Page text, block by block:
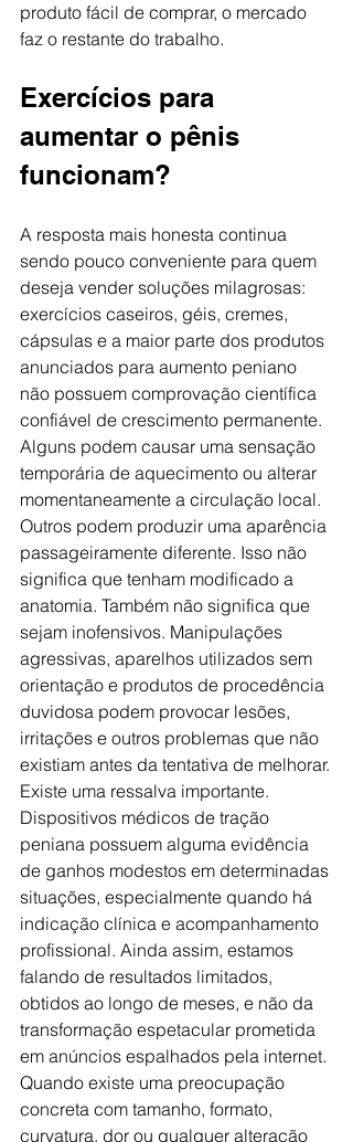
produto fácil de comprar, o mercado
faz o restante do trabalho.
Exercícios para
aumentar o pênis
funcionam?
A resposta mais honesta continua
sendo pouco conveniente para quem
deseja vender soluções milagrosas:
exercícios caseiros, géis, cremes,
cápsulas e a maior parte dos produtos
anunciados para aumento peniano
não possuem comprovação científica
confiável de crescimento permanente.
Alguns podem causar uma sensação
temporária de aquecimento ou alterar
momentaneamente a circulação local.
Outros podem produzir uma aparência
passageiramente diferente. Isso não
significa que tenham modificado a
anatomia. Também não significa que
sejam inofensivos. Manipulações
agressivas, aparelhos utilizados sem
orientação e produtos de procedência
duvidosa podem provocar lesões,
irritações e outros problemas que não
existiam antes da tentativa de melhorar.
Existe uma ressalva importante.
Dispositivos médicos de tração
peniana possuem alguma evidência
de ganhos modestos em determinadas
situações, especialmente quando há
indicação clínica e acompanhamento
profissional. Ainda assim, estamos
falando de resultados limitados,
obtidos ao longo de meses, e não da
transformação espetacular prometida
em anúncios espalhados pela internet.
Quando existe uma preocupação
concreta com tamanho, formato,
curvatura, dor ou qualquer alteração